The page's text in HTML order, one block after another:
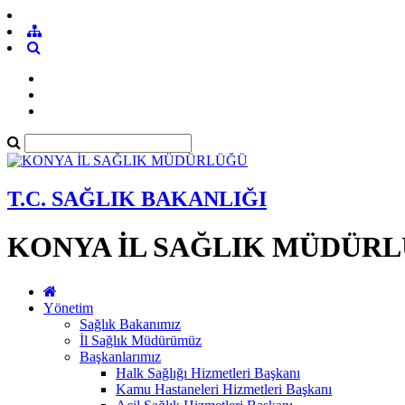
T.C. SAĞLIK BAKANLIĞI
KONYA İL SAĞLIK
Yönetim
Sağlık Bakanımız
İl Sağlık Müdürümüz
Başkanlarımız
Halk Sağlığı Hizmetleri Başkanı
Kamu Hastaneleri Hizmetleri Başkanı